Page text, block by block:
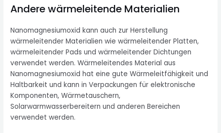
Andere wärmeleitende Materialien
Nanomagnesiumoxid kann auch zur Herstellung
wärmeleitender Materialien wie wärmeleitender Platten,
wärmeleitender Pads und wärmeleitender Dichtungen
verwendet werden. Wärmeleitendes Material aus
Nanomagnesiumoxid hat eine gute Wärmeleitfähigkeit und
Haltbarkeit und kann in Verpackungen für elektronische
Komponenten, Wärmetauschern,
Solarwarmwasserbereitern und anderen Bereichen
verwendet werden.